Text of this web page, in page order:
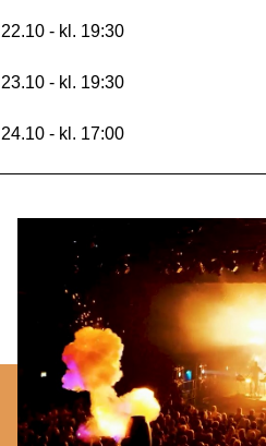
22.10 - kl. 19:30
23.10 - kl. 19:30
24.10 - kl. 17:00